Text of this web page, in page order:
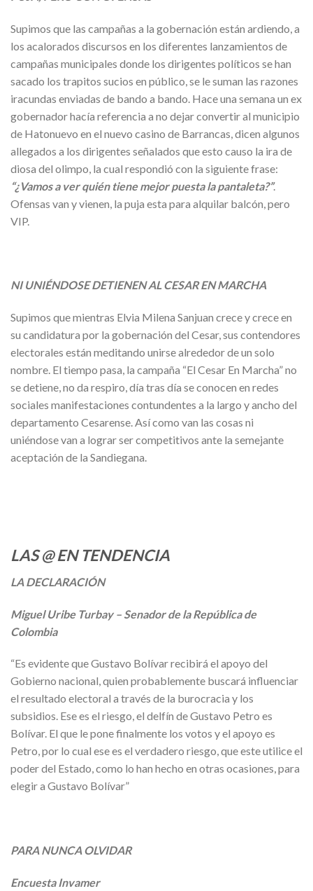
Supimos que las campañas a la gobernación están ardiendo, a
los acalorados discursos en los diferentes lanzamientos de
campañas municipales donde los dirigentes políticos se han
sacado los trapitos sucios en público, se le suman las razones
iracundas enviadas de bando a bando. Hace una semana un ex
gobernador hacía referencia a no dejar convertir al municipio
de Hatonuevo en el nuevo casino de Barrancas, dicen algunos
allegados a los dirigentes señalados que esto causo la ira de
diosa del olimpo, la cual respondió con la siguiente frase:
“¿Vamos a ver quién tiene mejor puesta la pantaleta?”.
Ofensas van y vienen, la puja esta para alquilar balcón, pero
VIP.
NI UNIÉNDOSE DETIENEN AL CESAR EN MARCHA
Supimos que mientras Elvia Milena Sanjuan crece y crece en
su candidatura por la gobernación del Cesar, sus contendores
electorales están meditando unirse alrededor de un solo
nombre. El tiempo pasa, la campaña “El Cesar En Marcha” no
se detiene, no da respiro, día tras día se conocen en redes
sociales manifestaciones contundentes a la largo y ancho del
departamento Cesarense. Así como van las cosas ni
uniéndose van a lograr ser competitivos ante la semejante
aceptación de la Sandiegana.
LAS @ EN TENDENCIA
LA DECLARACIÓN
Miguel Uribe Turbay – Senador de la República de
Colombia
“Es evidente que Gustavo Bolívar recibirá el apoyo del
Gobierno nacional, quien probablemente buscará influenciar
el resultado electoral a través de la burocracia y los
subsidios. Ese es el riesgo, el delfín de Gustavo Petro es
Bolívar. El que le pone finalmente los votos y el apoyo es
Petro, por lo cual ese es el verdadero riesgo, que este utilice el
poder del Estado, como lo han hecho en otras ocasiones, para
elegir a Gustavo Bolívar”
PARA NUNCA OLVIDAR
Encuesta Invamer